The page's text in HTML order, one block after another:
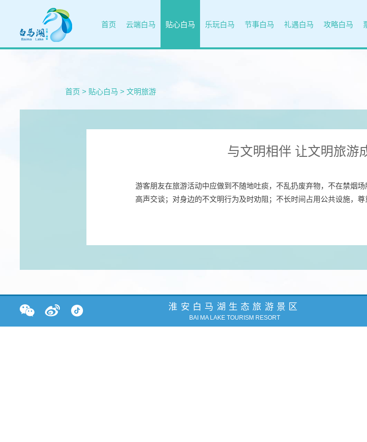
首页 云端白马 贴心白马 乐玩白马 节事白马 礼遇白马 攻略白马
首页 > 贴心白马 > 文明旅游
与文明相伴 让文明旅游
游客朋友在旅游活动中应做到不随地吐痰，不乱扔废弃物，不在禁烟
高声交谈；对身边的不文明行为及时劝阻；不长时间占用公共设施，尊
淮安白马湖生态旅游景区
BAI MA LAKE TOURISM RESORT